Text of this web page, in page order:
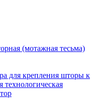
(мотажная тесьма)
для крепления шторы к
технологическая